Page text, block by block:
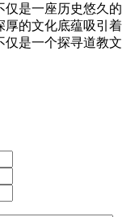
仅是一座历史悠久的
厚的文化底蕴吸引着
仅是一个探寻道教文